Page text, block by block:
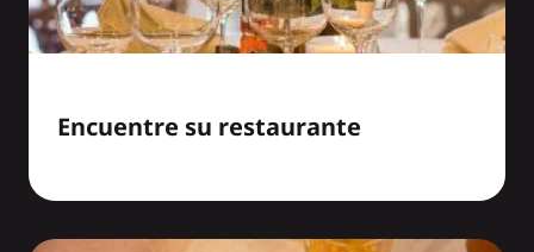
Encuentre su restaurante